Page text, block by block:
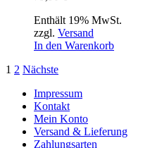
Enthält 19% MwSt.
zzgl. Versand
In den Warenkorb
Seitennummerierung
der
Beiträge
1 2 Nächste
Impressum
Kontakt
Mein Konto
Versand & Lieferung
Zahlungsarten